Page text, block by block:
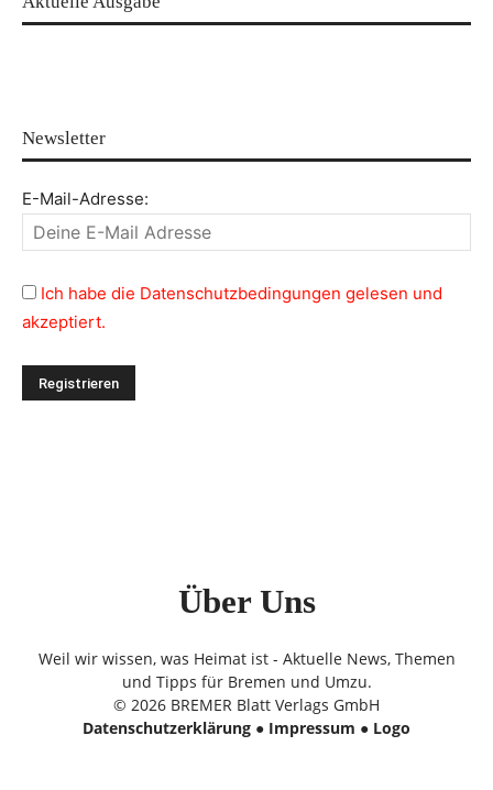
Newsletter
E-Mail-Adresse:
Ich habe die Datenschutzbedingungen gelesen und
akzeptiert.
Über Uns
Weil wir wissen, was Heimat ist - Aktuelle News, Themen
und Tipps für Bremen und Umzu.
© 2026 BREMER Blatt Verlags GmbH
Datenschutzerklärung ● Impressum ● Logo